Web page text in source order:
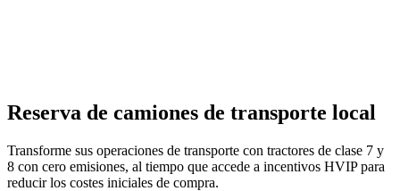
Reserva de camiones de transporte local
Transforme sus operaciones de transporte con tractores de clase 7 y
8 con cero emisiones, al tiempo que accede a incentivos HVIP para
reducir los costes iniciales de compra.